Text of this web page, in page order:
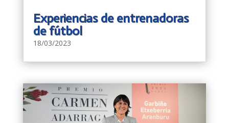
Experiencias de entrenadoras
de fútbol
18/03/2023